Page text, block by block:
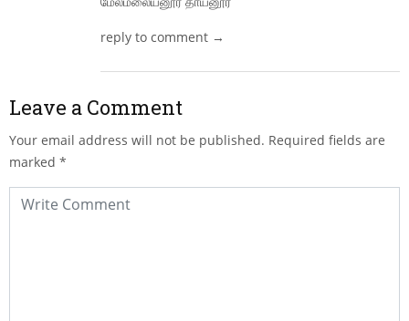
reply to comment →
Leave a Comment
Your email address will not be published. Required fields are
marked *